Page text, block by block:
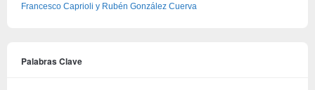
Francesco Caprioli y Rubén González Cuerva
Palabras Clave